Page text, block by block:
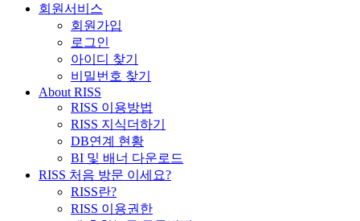
회원서비스
회원가입
로그인
아이디 찾기
비밀번호 찾기
About RISS
RISS 이용방법
RISS 지식더하기
DB연계 현황
BI 및 배너 다운로드
RISS 처음 방문 이세요?
RISS란?
RISS 이용권한